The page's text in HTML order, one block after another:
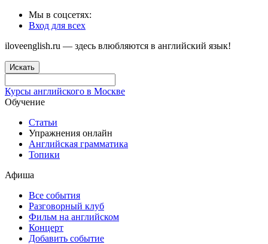
Мы в соцсетях:
Вход для всех
iloveenglish.ru — здесь влюбляются в английский язык!
Искать
Курсы английского в Москве
Обучение
Статьи
Упражнения онлайн
Английская грамматика
Топики
Афиша
Все события
Разговорный клуб
Фильм на английском
Концерт
Добавить событие